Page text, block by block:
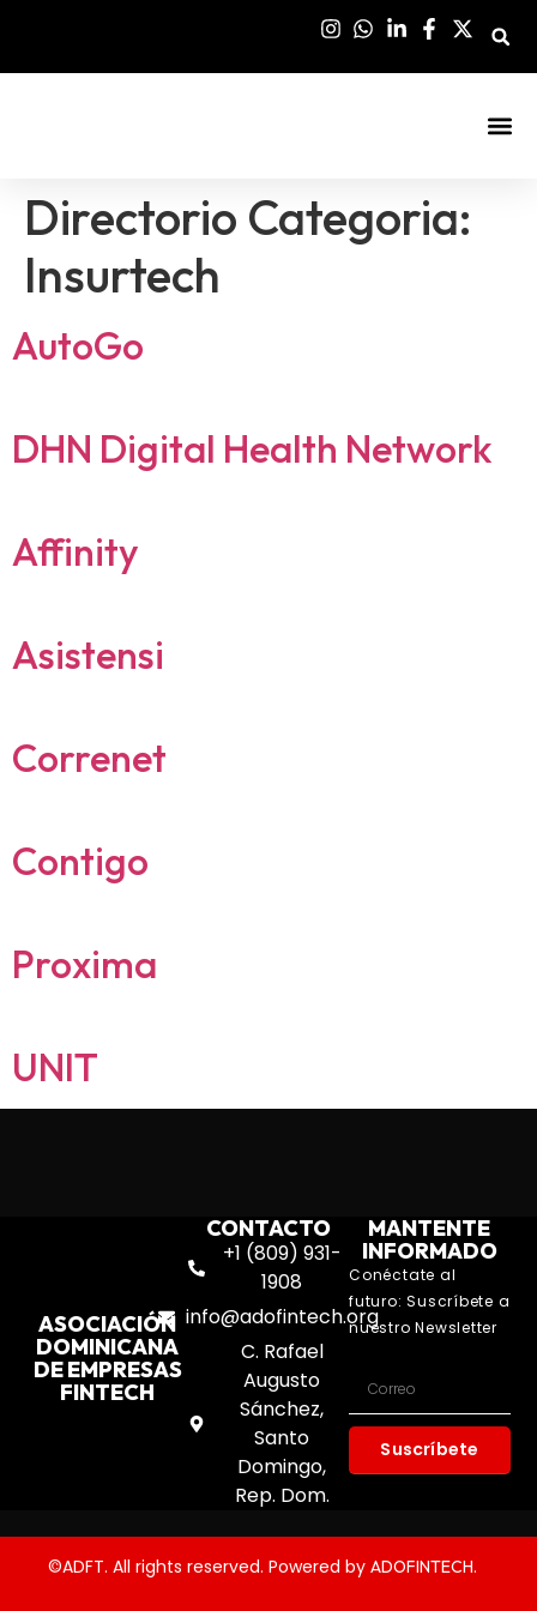
Directorio Categoria:
Insurtech
AutoGo
DHN Digital Health Network
Affinity
Asistensi
Correnet
Contigo
Proxima
UNIT
ASOCIACIÓN
DOMINICANA
DE EMPRESAS
FINTECH
CONTACTO
+1 (809) 931-
1908
info@adofintech.org
C. Rafael
Augusto
Sánchez,
Santo
Domingo,
Rep. Dom.
MANTENTE
INFORMADO
Conéctate al
futuro: Suscríbete a
nuestro Newsletter
Suscríbete
©ADFT. All rights reserved. Powered by ADOFINTECH.